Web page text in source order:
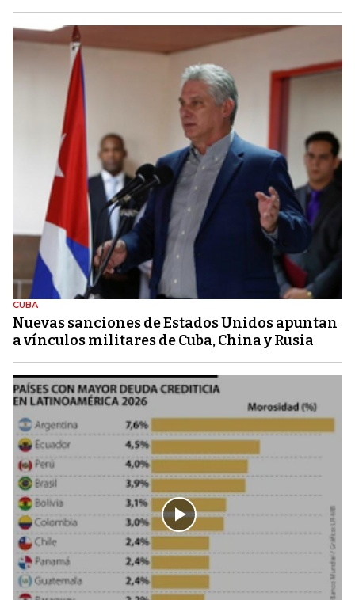
CUBA
Nuevas sanciones de Estados Unidos apuntan
a vínculos militares de Cuba, China y Rusia